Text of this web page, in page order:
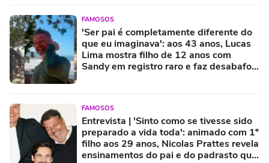
FAMOSOS
'Ser pai é completamente diferente do
que eu imaginava': aos 43 anos, Lucas
Lima mostra filho de 12 anos com
Sandy em registro raro e faz desabafo
FAMOSOS
Entrevista | 'Sinto como se tivesse sido
preparado a vida toda': animado com 1º
filho aos 29 anos, Nicolas Prattes revela
ensinamentos do pai e do padrasto que